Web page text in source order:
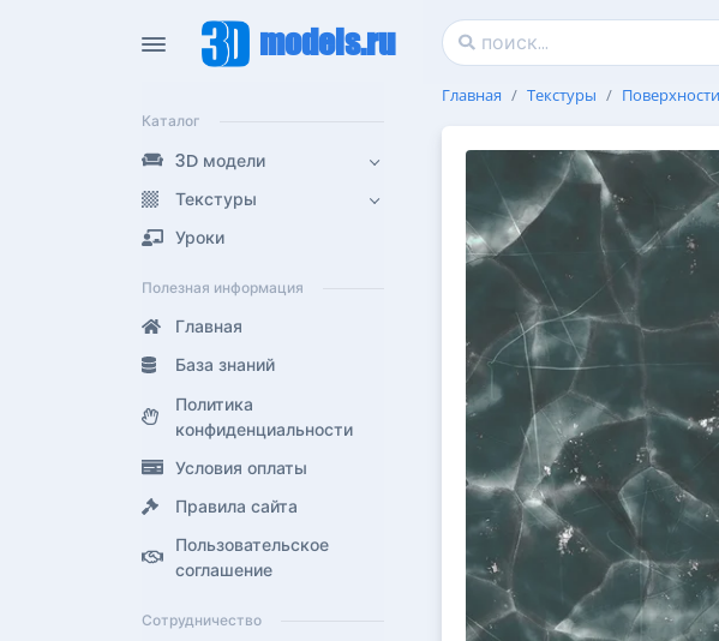
models.ru
Каталог
3D модели
Текстуры
Уроки
Полезная информация
Главная
База знаний
Политика
конфиденциальности
Условия оплаты
Правила сайта
Пользовательское
соглашение
Сотрудничество
Главная Текстуры Поверхности